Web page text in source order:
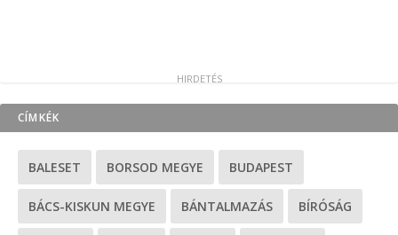
CÍMKÉK
BALESET BORSOD MEGYE BUDAPEST
BÁCS-KISKUN MEGYE BÁNTALMAZÁS BÍRÓSÁG